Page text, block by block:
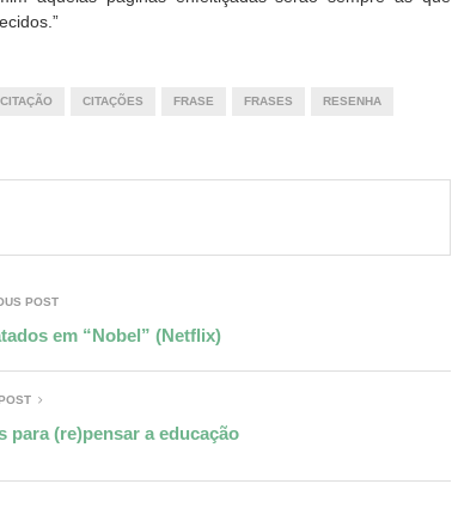
CITAÇÃO CITAÇÕES FRASE FRASES RESENHA
POST
em “Nobel” (Netflix)
para (re)pensar a educação